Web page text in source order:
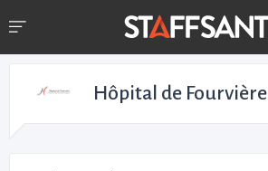
Hôpital de Fourvière